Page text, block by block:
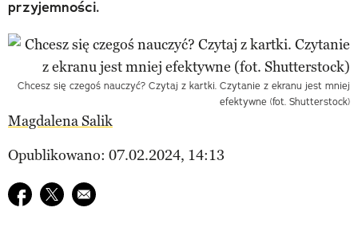
przyjemności.
Chcesz się czegoś nauczyć? Czytaj z kartki. Czytanie z ekranu jest mniej
efektywne (fot. Shutterstock)
Magdalena Salik
Opublikowano: 07.02.2024, 14:13
Udostępnij na facebook
Udostępnij na twitter
E-mail do przyjaciela